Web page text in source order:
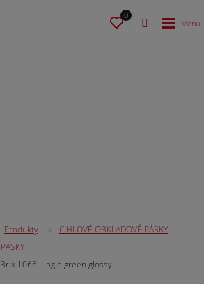
0
Produkty
CIHLOVÉ OBKLADOVÉ PÁSKY
Brix 1066 jungle green glossy